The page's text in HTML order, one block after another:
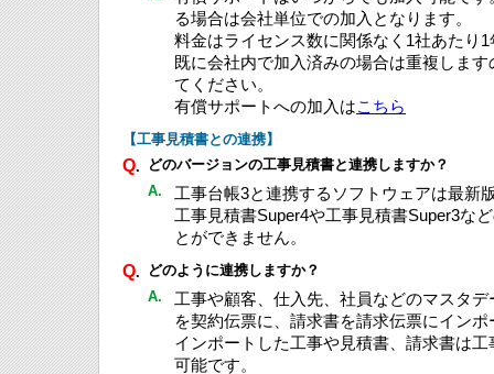
る場合は会社単位での加入となります。
料金はライセンス数に関係なく1社あたり
既に会社内で加入済みの場合は重複しま
てください。
有償サポートへの加入はこちら
【工事見積書との連携】
Q.
どのバージョンの工事見積書と連携しますか？
A.
工事台帳3と連携するソフトウェアは最新
工事見積書Super4や工事見積書Super3な
とができません。
Q.
どのように連携しますか？
A.
工事や顧客、仕入先、社員などのマスタ
を契約伝票に、請求書を請求伝票にイン
インポートした工事や見積書、請求書は
可能です。